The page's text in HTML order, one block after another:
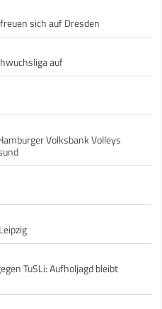
sich auf Dresden
auf
Volksbank Volleys
TuSLi: Aufholjagd bleibt